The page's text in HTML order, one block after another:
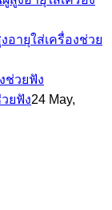
อายุใส่เครื่องช่วย
ยฟัง24 May,